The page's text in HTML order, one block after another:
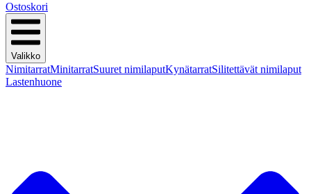
Ostoskori
Valikko
NimitarratMinitarratSuuret nimilaputKynätarratSilitettävät nimilaput
Lastenhuone